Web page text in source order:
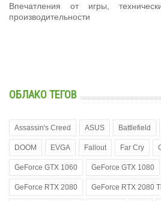
Впечатления от игры,
производительности
ОБЛАКО ТЕГОВ
Assassin's Creed ASUS Battlefield
DOOM EVGA Fallout Far Cry
GeForce GTX 1060 GeForce GTX 1080
GeForce RTX 2080 GeForce RTX 2080 Ti